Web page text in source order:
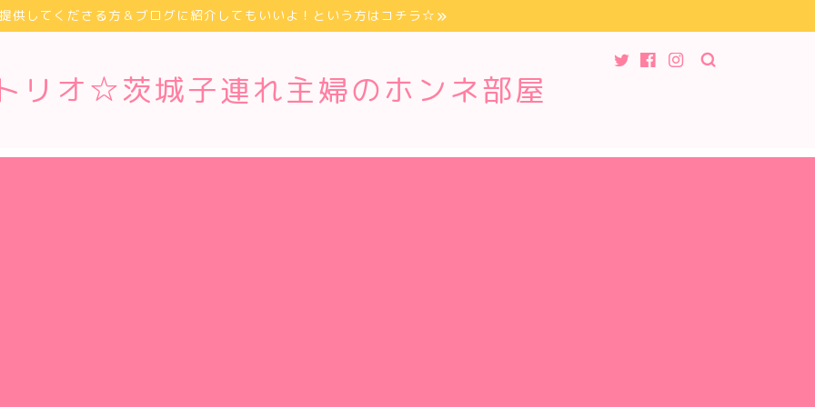
供してくださる方＆ブログに紹介してもいいよ！という方はコチラ☆
リオ☆茨城子連れ主婦のホンネ部屋